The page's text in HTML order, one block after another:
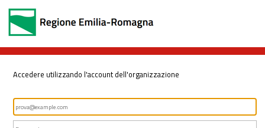
Accedere utilizzando l'account dell'organizzazione